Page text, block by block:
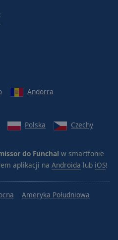
Andorra
Polska Czechy
do Funchal w smartfonie
aplikacji na Androida lub iOS!
Ameryka Południowa